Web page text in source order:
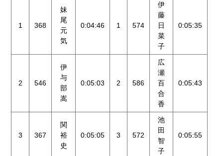
1 368
妹
尾
元
気
0:04:46 1 574
伊
藤
日
菜
子
0:05:35
2 546
伊
与
部
嵩
0:05:03 2 586
広
瀬
百
合
香
0:05:43
3 367
関
裕
史
0:05:05 3 572
池
田
智
子
0:05:55